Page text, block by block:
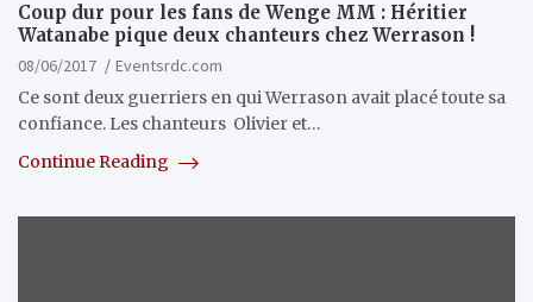
Coup dur pour les fans de Wenge MM : Héritier
Watanabe pique deux chanteurs chez Werrason !
08/06/2017
Eventsrdc.com
Ce sont deux guerriers en qui Werrason avait placé toute sa
confiance. Les chanteurs Olivier et…
Continue Reading